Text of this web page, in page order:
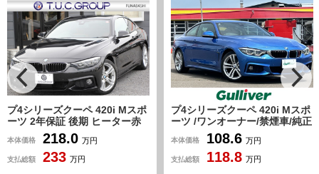
プ4シリーズクーペ 420i Mスポ
ーツ 2年保証 後期 ヒーター赤
革 LEDヘッドライト LEDテー
ル 液晶メーター 追従ACC 衝突
軽減ブレーキ 車線逸脱警告 歩
行者警告 レーンC警告 タッチ画
本体価格 218.0 万円
支払総額 233 万円
プ4シリーズクーペ 420i Mスポ
ーツ /ワンオーナー/禁煙車/純正
ナビ/フルセグ/CD/DVD/BT/バッ
クカメラ/クリアランスソナー/
追従型クルコン/衝突軽減/レー
ンキープ/革シートセット/パワ
本体価格 108.6 万円
支払総額 118.8 万円